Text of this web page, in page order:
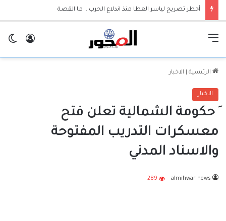
أخطر تصريح لياسر العطا منذ اندلاع الحرب .. ما القصة
الرئيسية الاخبار
الاخبار
َ حكومة الشمالية تعلن فتح
معسكرات التدريب المفتوحة
والاسناد المدني
almihwar news
289